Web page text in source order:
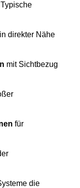
direkter Nähe
mit Sichtbezug
für
die